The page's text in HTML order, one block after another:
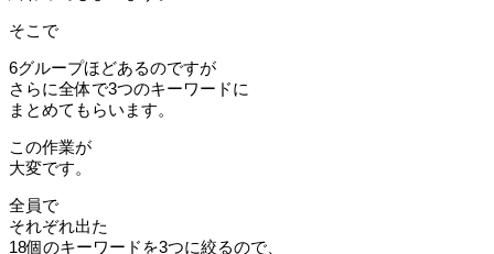
そこで
6グループほどあるのですが
さらに全体で3つのキーワードに
まとめてもらいます。
この作業が
大変です。
全員で
それぞれ出た
18個のキーワードを3つに絞るので、